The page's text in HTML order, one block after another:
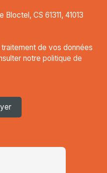
CS 61311, 41013
de vos données
notre politique de